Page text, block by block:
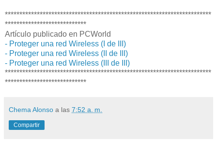
***********************************************************************
****************************
Artículo publicado en PCWorld
- Proteger una red Wireless (I de III)
- Proteger una red Wireless (II de III)
- Proteger una red Wireless (III de III)
***********************************************************************
****************************
Chema Alonso a las 7:52 a. m.
Compartir